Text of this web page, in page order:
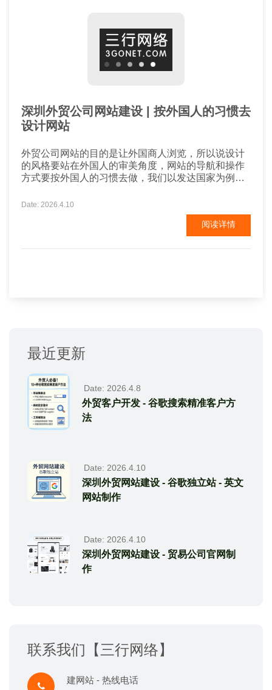
深圳外贸公司网站建设 | 按外国人的习惯去
设计网站
外贸公司网站的目的是让外国商人浏览，所以说设计
的风格要站在外国人的审美角度，网站的导航和操作
方式要按外国人的习惯去做，我们以发达国家为例来
白蓝等浅色为主，白色为底；用不同深度的颜色划分
网站的各个区域。网站整体看上去要简单大方，图文
要有理有据，网站的颜色不要太鲜艳，也不喜欢太多
重...
Date: 2026.4.10
阅读详情
最近更新
Date: 2026.4.8
外贸客户开发 - 谷歌搜索精准客户方
法
Date: 2026.4.10
深圳外贸网站建设 - 谷歌独立站 - 英文
网站制作
Date: 2026.4.10
深圳外贸网站建设 - 贸易公司官网制
作
联系我们【三行网络】
建网站 - 热线电话